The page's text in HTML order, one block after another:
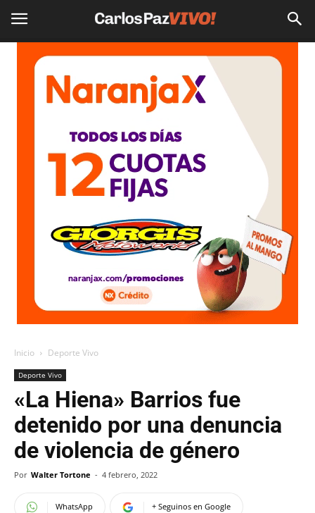
Inicio Deporte Vivo
Deporte Vivo
«La Hiena» Barrios fue
detenido por una denuncia
de violencia de género
Por Walter Tortone - 4 febrero, 2022
WhatsApp + Seguinos en Google